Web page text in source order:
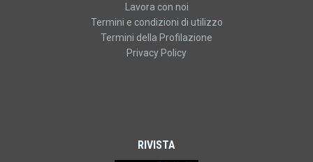
Lavora con noi
Termini e condizioni di utilizzo
Termini della Profilazione
Privacy Policy
RIVISTA